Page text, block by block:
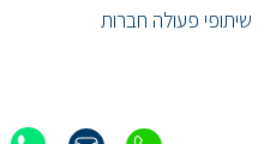
שיתופי פעולה חברות